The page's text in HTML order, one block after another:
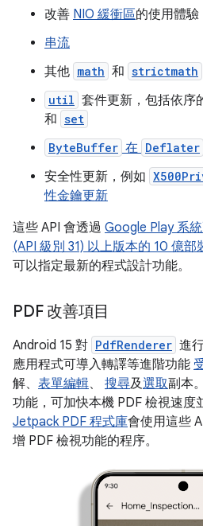
改善 NIO 緩衝區的使用體驗
串流
其他 math 和 strictmath
util 套件更新，包括依序
和 set
ByteBuffer 在 Deflater
安全性更新，例如
性金鑰更新
這些 API 會透過 Google Play 系
(API 級別 31) 以上版本的 10 億
可以指定最新的程式設計功能。
PDF 改善項目
Android 15 對 PdfRenderer 進
應用程式可導入轉譯等進階功能
解、 表單編輯、 搜尋及選取副本
功能，可加快本機 PDF 檢視速度
Jetpack PDF 程式庫會使用這些
增 PDF 檢視功能的程序。